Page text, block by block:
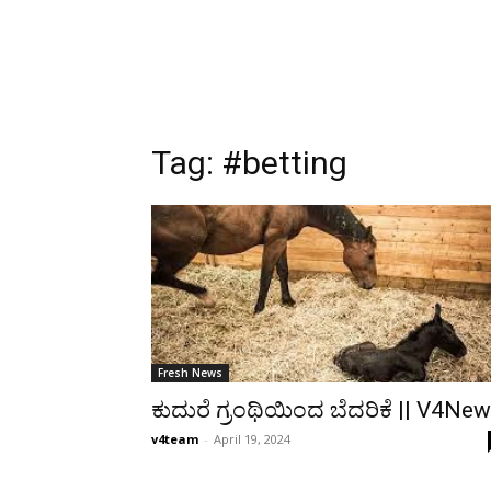
Tag: #betting
Fresh News
ಕುದುರೆ ಗ್ರಂಥಿಯಿಂದ ಬೆದರಿಕೆ ||
v4team - April 19, 2024